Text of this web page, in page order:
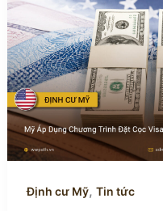
Định cư Mỹ, Tin tức